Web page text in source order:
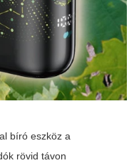
bíró eszköz a
rövid távon